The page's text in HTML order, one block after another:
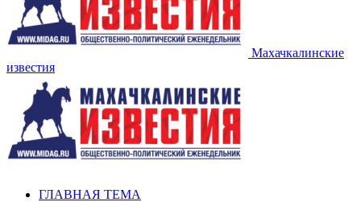
Махачкалинские
известия
ГЛАВНАЯ ТЕМА